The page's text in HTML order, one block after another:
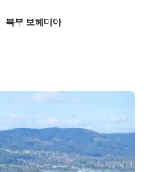
북부 보헤미아